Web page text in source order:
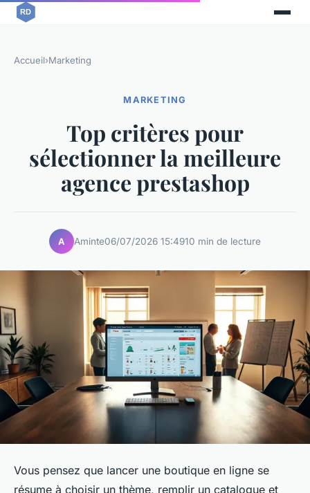
Accueil›Marketing
MARKETING
Top critères pour
sélectionner la meilleure
agence prestashop
A Aminte06/07/2026 15:4910 min de lecture
Vous pensez que lancer une boutique en ligne se
résume à choisir un thème, remplir un catalogue et